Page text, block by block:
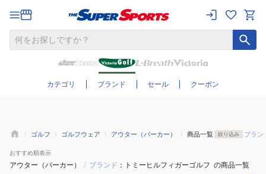
カテゴリ ブランド セール クーポン
さらに絞り込む
ゴルフ ゴルフウェア アウター（パーカー） 商品一覧 絞り込み ブラン
おすすめ順表示
アウター（パーカー） / ブランド トミーヒルフィガーゴルフ の商品一覧